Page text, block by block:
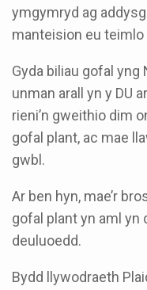
ymgymryd ag
manteision eu teimlo
Gyda biliau gofal
unman arall yn y DU
rieni’n gweithio dim
gofal plant, ac mae
gwbl.
Ar ben hyn, mae’r
gofal plant yn aml yn
deuluoedd.
Bydd llywodraeth